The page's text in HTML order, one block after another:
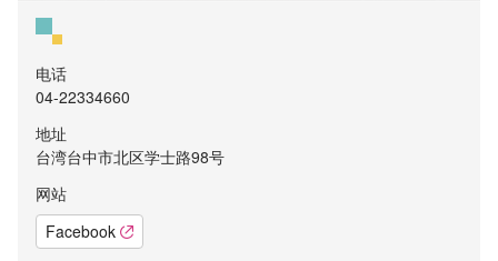
电话
04-22334660
地址
台湾台中市北区学士路98号
网站
Facebook